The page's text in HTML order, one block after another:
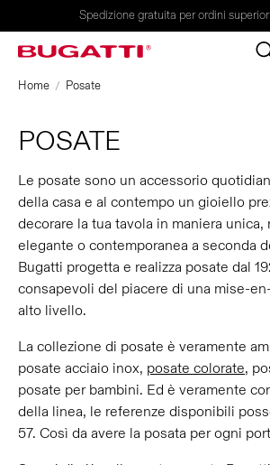
Spedizione gratuita per ordini
Home Posate
POSATE
Le posate sono un accessorio
della casa e al contempo un gioiello
decorare la tua tavola in maniera unica,
elegante o contemporanea a seconda
Bugatti progetta e realizza posate dal
consapevoli del piacere di una mise-
alto livello.
La collezione di posate è veramente
posate acciaio inox, posate colorate,
posate per bambini. Ed è veramente
della linea, le referenze disponibili
57. Così da avere la posata per ogni